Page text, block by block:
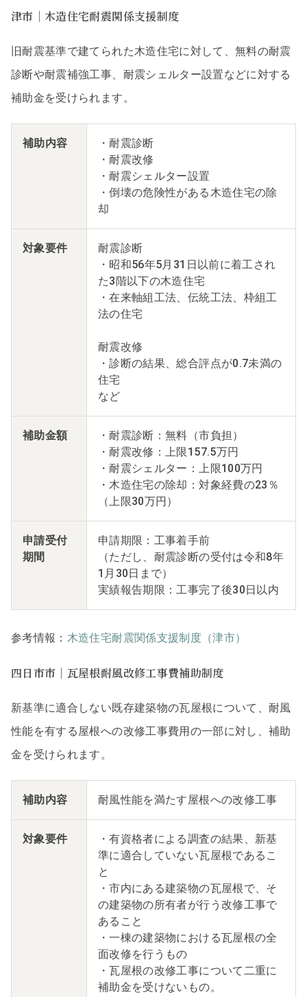
津市｜木造住宅耐震関係支援制度
旧耐震基準で建てられた木造住宅に対して、無料の耐震
診断や耐震補強工事、耐震シェルター設置などに対する
補助金を受けられます。
補助内容
・耐震診断
・耐震改修
・耐震シェルター設置
・倒壊の危険性がある木造住宅の除
却
対象要件
耐震診断
・昭和56年5月31日以前に着工され
た3階以下の木造住宅
・在来軸組工法、伝統工法、枠組工
法の住宅
耐震改修
・診断の結果、総合評点が0.7未満の
住宅
など
補助金額
・耐震診断：無料（市負担）
・耐震改修：上限157.5万円
・耐震シェルター：上限100万円
・木造住宅の除却：対象経費の23％
（上限30万円）
申請受付
期間
申請期限：工事着手前
（ただし、耐震診断の受付は令和8年
1月30日まで）
実績報告期限：工事完了後30日以内
参考情報： 木造住宅耐震関係支援制度（津市）
四日市市｜瓦屋根耐風改修工事費補助制度
新基準に適合しない既存建築物の瓦屋根について、耐風
性能を有する屋根への改修工事費用の一部に対し、補助
金を受けられます。
補助内容 耐風性能を満たす屋根への改修工事
対象要件
・有資格者による調査の結果、新基
準に適合していない瓦屋根であるこ
と
・市内にある建築物の瓦屋根で、そ
の建築物の所有者が行う改修工事で
あること
・一棟の建築物における瓦屋根の全
面改修を行うもの
・瓦屋根の改修工事について二重に
補助金を受けないもの。